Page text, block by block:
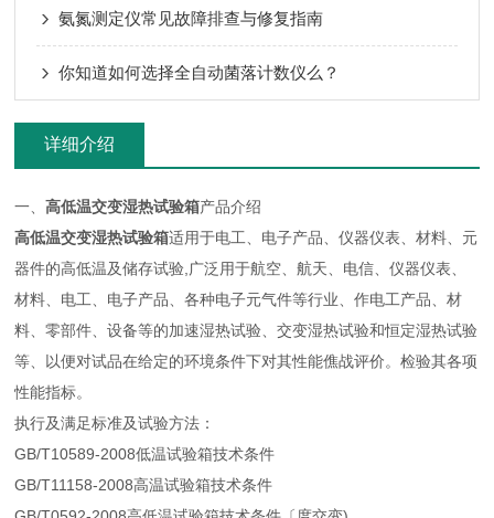
氨氮测定仪常见故障排查与修复指南
你知道如何选择全自动菌落计数仪么？
详细介绍
一、高低温交变湿热试验箱产品介绍
高低温交变湿热试验箱适用于电工、电子产品、仪器仪表、材料、元
器件的高低温及储存试验,广泛用于航空、航天、电信、仪器仪表、
材料、电工、电子产品、各种电子元气件等行业、作电工产品、材
料、零部件、设备等的加速湿热试验、交变湿热试验和恒定湿热试验
等、以便对试品在给定的环境条件下对其性能僬战评价。检验其各项
性能指标。
执行及满足标准及试验方法：
GB/T10589-2008低温试验箱技术条件
GB/T11158-2008高温试验箱技术条件